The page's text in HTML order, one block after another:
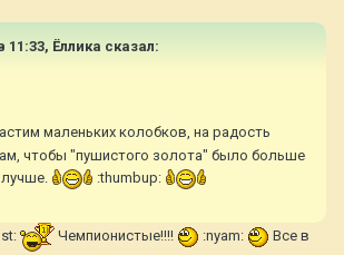
11:33, Ёллика сказал:
маленьких колобков, на радость
чтобы "пушистого золота" было больше
:thumbup:
Чемпионистые!!!! :nyam:
Все в